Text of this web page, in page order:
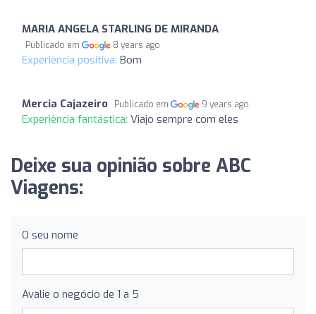
MARIA ANGELA STARLING DE MIRANDA
Publicado em 8 years ago
Experiência positiva: Bom
Mercia Cajazeiro Publicado em 9 years ago
Experiência fantástica: Viajo sempre com eles
Deixe sua opinião sobre ABC
Viagens:
O seu nome
Avalie o negócio de 1 a 5